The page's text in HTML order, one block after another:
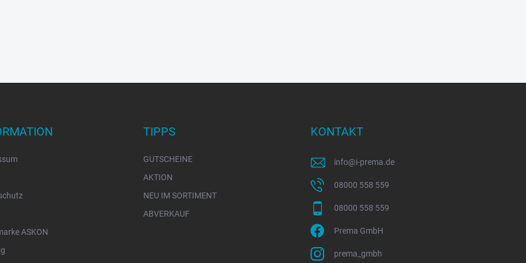
ASKON
TIPPS
GUTSCHEINE
AKTION
NEU IM SORTIMENT
ABVERKAUF
KONTAKT
info@i-prema.de
08000 558 559
08000 558 559
Prema GmbH
prema_gmbh